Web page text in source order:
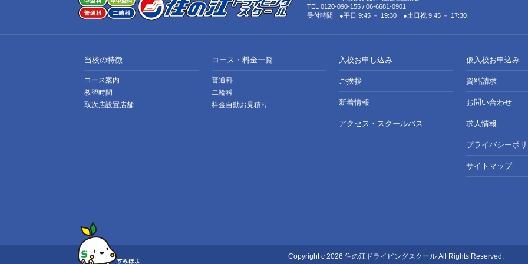
TEL 0120-090-155 / 06-6681-0901
受付時間 ●平日 9:45 － 19:30 ●土日祝 9:45 － 17:30
当校の特徴
コース案内
教習時間
取次店設置店舗
コース・料金一覧
普通科
二輪科
料金自動お見積り
入校お申し込み
ご挨拶
新着情報
アクセス・スクールバス
仮入校お申込み
資料請求
お問い合わせ
求人情報
プライバシーポ
サイトマップ
Copyright c 2026 住の江ドライビングスクール All Rights Reserved.